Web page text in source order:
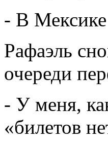
- В Мексике
Рафаэль
очереди
- У меня,
«билетов